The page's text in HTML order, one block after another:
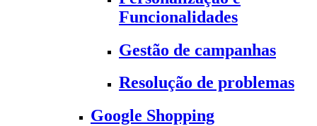
Funcionalidades
Gestão de campanhas
Resolução de problemas
Google Shopping